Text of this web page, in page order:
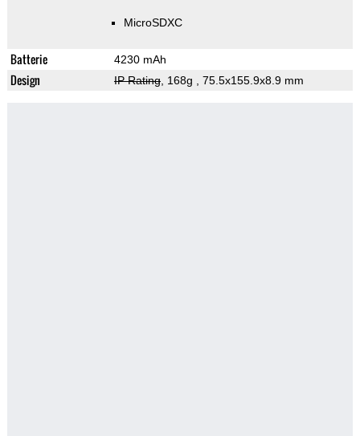
MicroSDXC
Batterie 4230 mAh
Design IP Rating, 168g , 75.5x155.9x8.9 mm